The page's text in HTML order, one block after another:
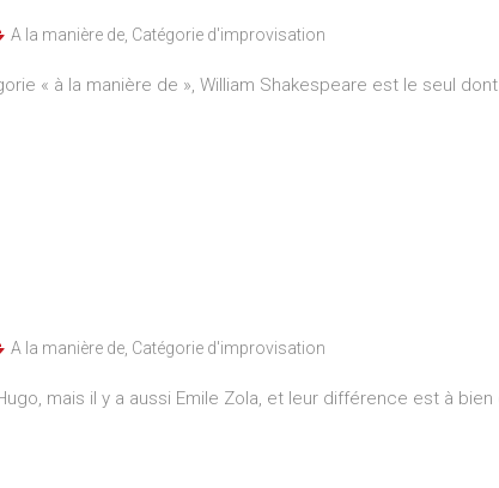
A la manière de Catégorie d'improvisation
« à la manière de », William Shakespeare est le seul
A la manière de Catégorie d'improvisation
mais il y a aussi Emile Zola, et leur différence est à